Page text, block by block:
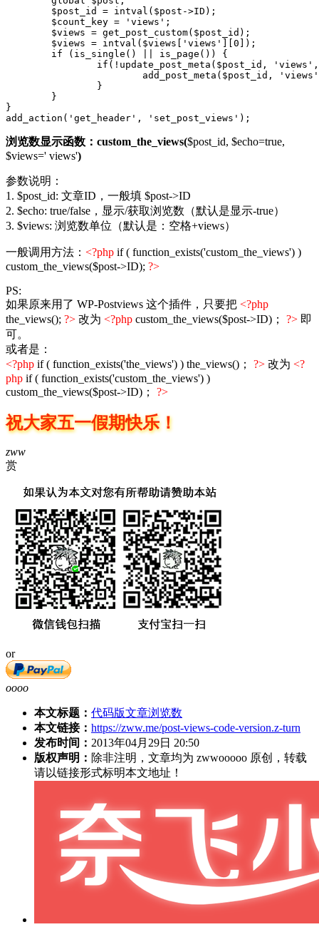
}
add_action('get_header', 'set_post_views');
浏览数显示函数：custom_the_views($post_id, $echo=true,
$views=' views')
参数说明：
1. $post_id: 文章ID，一般填 $post->ID
2. $echo: true/false，显示/获取浏览数（默认是显示-true）
3. $views: 浏览数单位（默认是：空格+views）
一般调用方法： <?php if ( function_exists('custom_the_views') )
custom_the_views($post->ID); ?>
PS:
如果原来用了 WP-Postviews 这个插件，只要把 <?php
the_views(); ?> 改为 <?php custom_the_views($post->ID)； ?> 即
可。
或者是：
<?php if ( function_exists('the_views') ) the_views()； ?> 改为 <?
php if ( function_exists('custom_the_views') )
custom_the_views($post->ID)； ?>
祝大家五一假期快乐！
zww
赏
or
oooo
本文标题： 代码版文章浏览数
本文链接： https://zww.me/post-views-code-version.z-turn
发布时间： 2013年04月29日 20:50
版权声明： 除非注明，文章均为 zwwooooo 原创，转载
请以链接形式标明本文地址！